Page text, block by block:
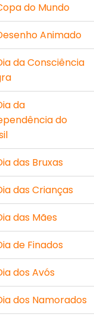
do Mundo
Animado
da Consciência
da
do
das Bruxas
das Crianças
das Mães
de Finados
dos Avós
dos Namorados